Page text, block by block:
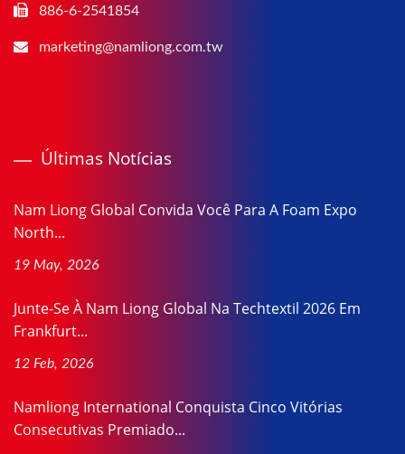
886-6-2541854
marketing@namliong.com.tw
Últimas Notícias
Nam Liong Global Convida Você Para A Foam Expo
North...
19 May, 2026
Junte-Se À Nam Liong Global Na Techtextil 2026 Em
Frankfurt...
12 Feb, 2026
Namliong International Conquista Cinco Vitórias
Consecutivas Premiado...